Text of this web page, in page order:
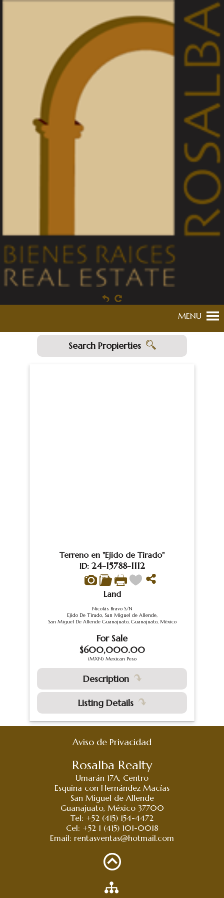
MENU
Search Propierties
Terreno en "Ejido de Tirado"
ID: 24-15788-1112
Land
Nicolás Bravo S/N
Ejido De Tirado, San Miguel de Allende,
San Miguel De Allende Guanajuato, Guanajuato, México
For Sale
$600,000.00
(MXN) Mexican Peso
Description
Listing Details
Aviso de Privacidad
Rosalba Realty
Umarán 17A, Centro
Esquina con Hernández Macías
San Miguel de Allende
Guanajuato, México 37700
Tel: +52 (415) 154-4472
Cel: +52 1 (415) 101-0018
Email: rentasventas@hotmail.com